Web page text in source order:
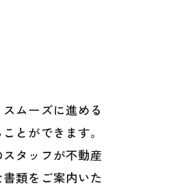
ムーズに進める
とができます。
タッフが不動産
類をご案内いた